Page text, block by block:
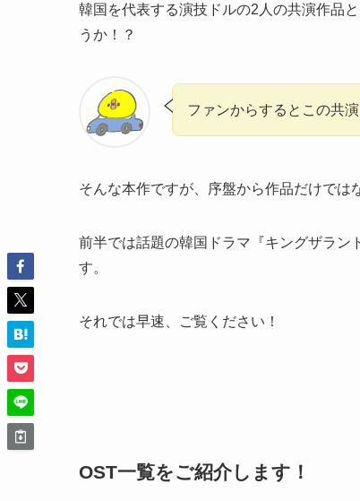
韓国を代表する演技ドルの2人の共演作品
うか！？
ファンからするとこの共
そんな本作ですが、序盤から作品だけでは
前半では話題の韓国ドラマ『キングザラン
す。
それでは早速、ご覧ください！
OST一覧をご紹介します！